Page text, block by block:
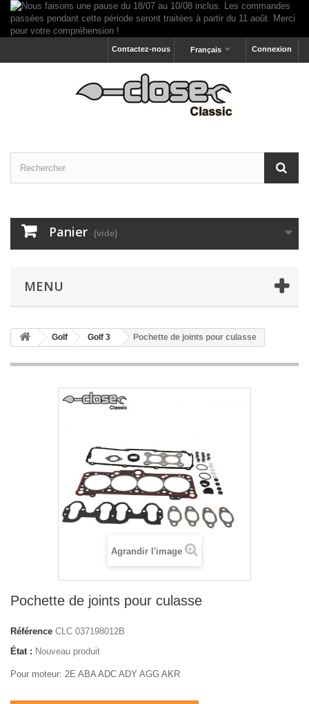
Connexion
Français
Contactez-nous
Panier (vide)
MENU
Golf Golf 3 Pochette de joints pour culasse
Agrandir l'image
Pochette de joints pour culasse
Référence CLC 037198012B
État : Nouveau produit
Pour moteur: 2E ABA ADC ADY AGG AKR